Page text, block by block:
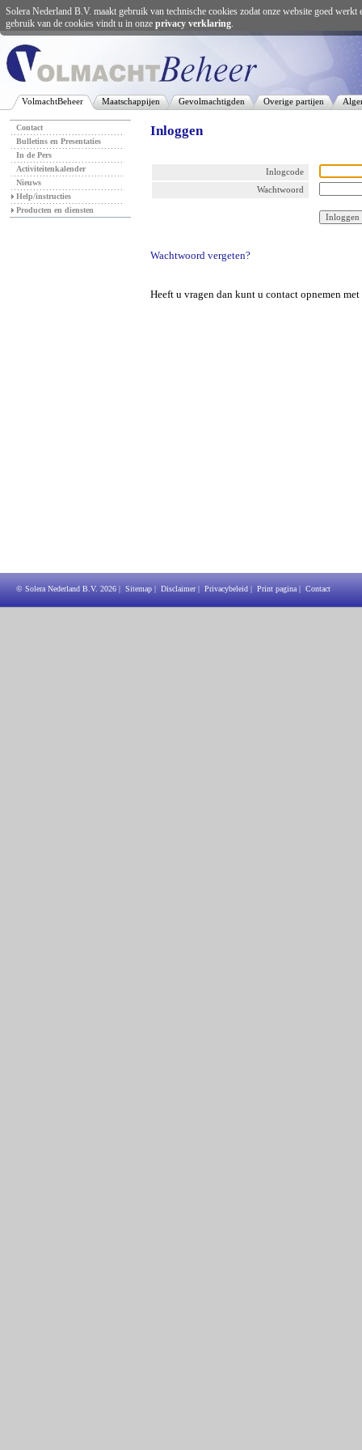
VolmachtBeheer Maatschappijen Gevolmachtigden Overige partijen
Contact
Bulletins en Presentaties
In de Pers
Activiteitenkalender
Nieuws
Help/instructies
Producten en diensten
Inloggen
Inlogcode
Wachtwoord
Wachtwoord vergeten?
Heeft u vragen dan kunt u contact opnemen met
© Solera Nederland B.V. 2026 | Sitemap | Disclaimer| Privacybeleid | Print pagina | Contact
Solera Nederland B.V. maakt gebruik van technische cookies zodat onze website goed
gebruik van de cookies vindt u in onze privacy verklaring.